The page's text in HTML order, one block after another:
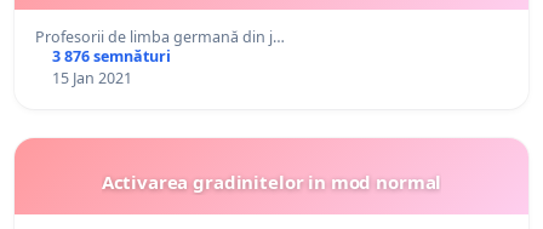
Profesorii de limba germană din j…
3 876 semnături
15 Jan 2021
Activarea gradinitelor in mod normal